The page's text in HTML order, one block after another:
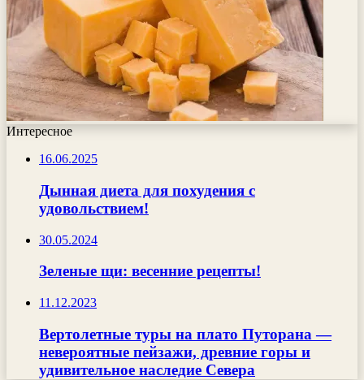
Интересное
16.06.2025
Дынная диета для похудения с
удовольствием!
30.05.2024
Зеленые щи: весенние рецепты!
11.12.2023
Вертолетные туры на плато Путорана —
невероятные пейзажи, древние горы и
удивительное наследие Севера